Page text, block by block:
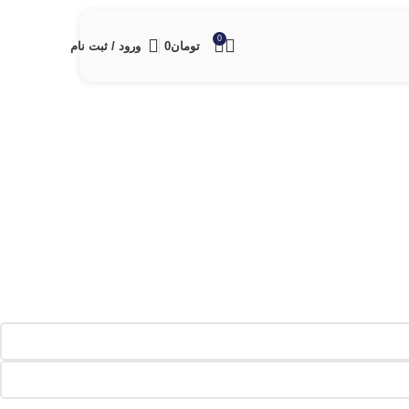
0
تومان0 ورود / ثبت نام